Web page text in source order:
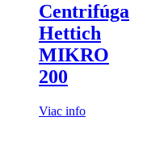
Centrifúga
Hettich
MIKRO
200
Viac info